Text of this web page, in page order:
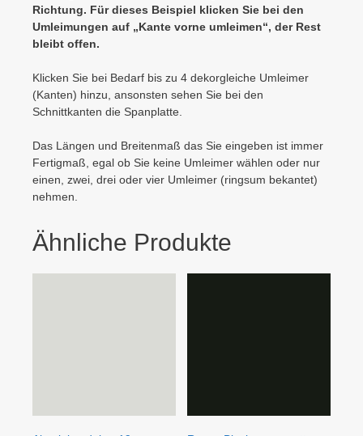
Richtung. Für dieses Beispiel klicken Sie bei den
Umleimungen auf „Kante vorne umleimen“, der Rest
bleibt offen.
Klicken Sie bei Bedarf bis zu 4 dekorgleiche Umleimer
(Kanten) hinzu, ansonsten sehen Sie bei den
Schnittkanten die Spanplatte.
Das Längen und Breitenmaß das Sie eingeben ist immer
Fertigmaß, egal ob Sie keine Umleimer wählen oder nur
einen, zwei, drei oder vier Umleimer (ringsum bekantet)
nehmen.
Ähnliche Produkte